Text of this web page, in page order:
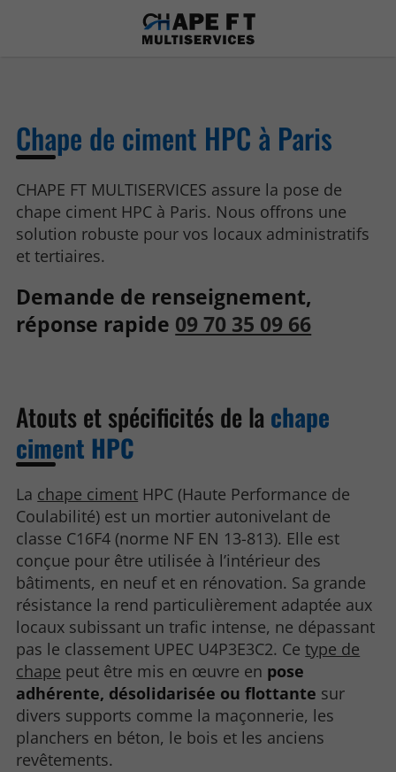
Chape de ciment HPC à Paris
CHAPE FT MULTISERVICES assure la pose de
chape ciment HPC à Paris. Nous offrons une
solution robuste pour vos locaux administratifs
et tertiaires.
Demande de renseignement,
réponse rapide 09 70 35 09 66
Atouts et spécificités de la chape
ciment HPC
La chape ciment HPC (Haute Performance de
Coulabilité) est un mortier autonivelant de
classe C16F4 (norme NF EN 13-813). Elle est
conçue pour être utilisée à l’intérieur des
bâtiments, en neuf et en rénovation. Sa grande
résistance la rend particulièrement adaptée aux
locaux subissant un trafic intense, ne dépassant
pas le classement UPEC U4P3E3C2. Cetype de
chape peut être mis en œuvre en pose
adhérente, désolidarisée ou flottante sur
divers supports comme la maçonnerie, les
planchers en béton, le bois et les anciens
revêtements.